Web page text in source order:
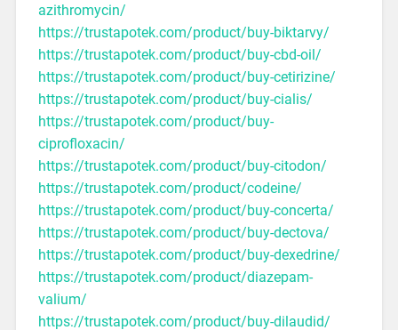
azithromycin/
https://trustapotek.com/product/buy-biktarvy/
https://trustapotek.com/product/buy-cbd-oil/
https://trustapotek.com/product/buy-cetirizine/
https://trustapotek.com/product/buy-cialis/
https://trustapotek.com/product/buy-
ciprofloxacin/
https://trustapotek.com/product/buy-citodon/
https://trustapotek.com/product/codeine/
https://trustapotek.com/product/buy-concerta/
https://trustapotek.com/product/buy-dectova/
https://trustapotek.com/product/buy-dexedrine/
https://trustapotek.com/product/diazepam-
valium/
https://trustapotek.com/product/buy-dilaudid/